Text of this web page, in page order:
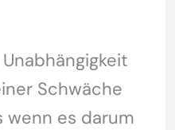
Schwäche
wenn es darum